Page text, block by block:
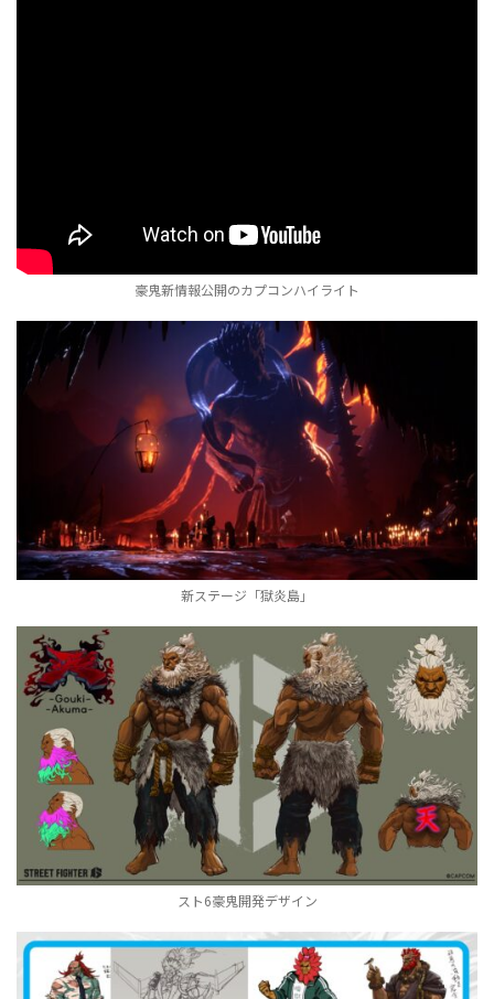
豪鬼新情報公開のカプコンハイライト
新ステージ「獄炎島」
スト6豪鬼開発デザイン